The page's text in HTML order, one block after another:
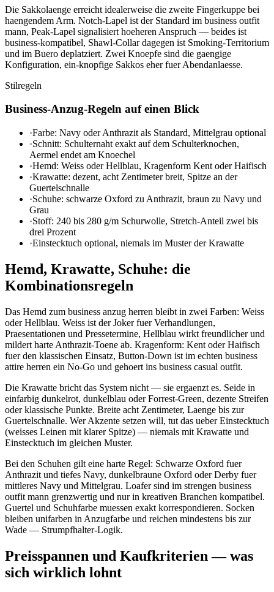
Die Sakkolaenge erreicht idealerweise die zweite Fingerkuppe bei
haengendem Arm. Notch-Lapel ist der Standard im business outfit
mann, Peak-Lapel signalisiert hoeheren Anspruch — beides ist
business-kompatibel, Shawl-Collar dagegen ist Smoking-Territorium
und im Buero deplatziert. Zwei Knoepfe sind die gaengige
Konfiguration, ein-knopfige Sakkos eher fuer Abendanlaesse.
Stilregeln
Business-Anzug-Regeln auf einen Blick
·Farbe: Navy oder Anthrazit als Standard, Mittelgrau optional
·Schnitt: Schulternaht exakt auf dem Schulterknochen,
Aermel endet am Knoechel
·Hemd: Weiss oder Hellblau, Kragenform Kent oder Haifisch
·Krawatte: dezent, acht Zentimeter breit, Spitze an der
Guertelschnalle
·Schuhe: schwarze Oxford zu Anthrazit, braun zu Navy und
Grau
·Stoff: 240 bis 280 g/m Schurwolle, Stretch-Anteil zwei bis
drei Prozent
·Einstecktuch optional, niemals im Muster der Krawatte
Hemd, Krawatte, Schuhe: die
Kombinationsregeln
Das Hemd zum business anzug herren bleibt in zwei Farben: Weiss
oder Hellblau. Weiss ist der Joker fuer Verhandlungen,
Praesentationen und Pressetermine, Hellblau wirkt freundlicher und
mildert harte Anthrazit-Toene ab. Kragenform: Kent oder Haifisch
fuer den klassischen Einsatz, Button-Down ist im echten business
attire herren ein No-Go und gehoert ins business casual outfit.
Die Krawatte bricht das System nicht — sie ergaenzt es. Seide in
einfarbig dunkelrot, dunkelblau oder Forrest-Green, dezente Streifen
oder klassische Punkte. Breite acht Zentimeter, Laenge bis zur
Guertelschnalle. Wer Akzente setzen will, tut das ueber Einstecktuch
(weisses Leinen mit klarer Spitze) — niemals mit Krawatte und
Einstecktuch im gleichen Muster.
Bei den Schuhen gilt eine harte Regel: Schwarze Oxford fuer
Anthrazit und tiefes Navy, dunkelbraune Oxford oder Derby fuer
mittleres Navy und Mittelgrau. Loafer sind im strengen business
outfit mann grenzwertig und nur in kreativen Branchen kompatibel.
Guertel und Schuhfarbe muessen exakt korrespondieren. Socken
bleiben unifarben in Anzugfarbe und reichen mindestens bis zur
Wade — Strumpfhalter-Logik.
Preisspannen und Kaufkriterien — was
sich wirklich lohnt